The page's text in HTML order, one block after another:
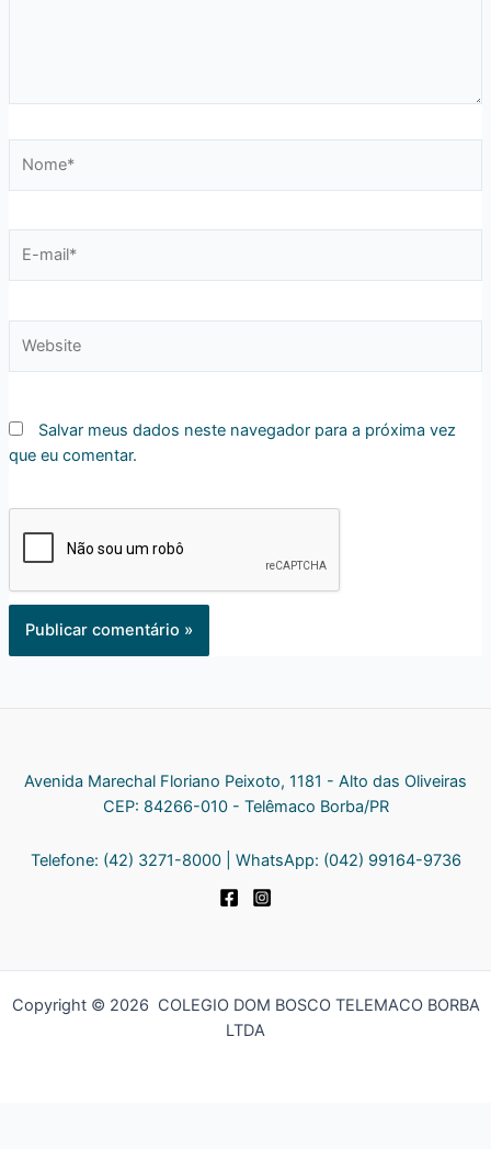
mail*
Salvar meus dados neste navegador para a próxima vez
que eu comentar.
Avenida Marechal Floriano Peixoto, 1181 - Alto das Oliveiras
CEP: 84266-010 - Telêmaco Borba/PR
Telefone: (42) 3271-8000 | WhatsApp: (042) 99164-9736
Copyright © 2026 COLEGIO DOM BOSCO TELEMACO BORBA
LTDA